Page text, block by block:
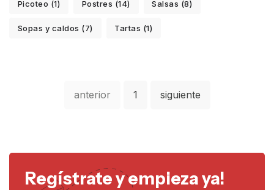
Picoteo (1) Postres (14) Salsas (8)
Sopas y caldos (7) Tartas (1)
anterior 1 siguiente
Regístrate y empieza ya!